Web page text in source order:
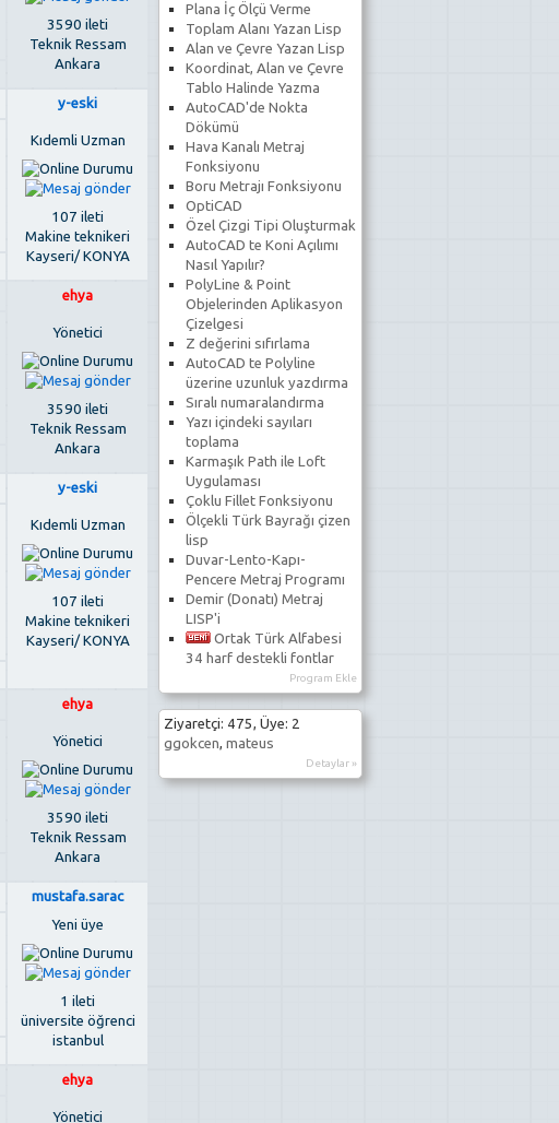
Plana İç Ölçü Verme
Toplam Alanı Yazan Lisp
Alan ve Çevre Yazan Lisp
Koordinat, Alan ve Çevre
Tablo Halinde Yazma
AutoCAD'de Nokta
Dökümü
Hava Kanalı Metraj
Fonksiyonu
Boru Metrajı Fonksiyonu
OptiCAD
Özel Çizgi Tipi Oluşturmak
AutoCAD te Koni Açılımı
Nasıl Yapılır?
PolyLine & Point
Objelerinden Aplikasyon
Çizelgesi
Z değerini sıfırlama
AutoCAD te Polyline
üzerine uzunluk yazdırma
Sıralı numaralandırma
Yazı içindeki sayıları
toplama
Karmaşık Path ile Loft
Uygulaması
Çoklu Fillet Fonksiyonu
Ölçekli Türk Bayrağı çizen
lisp
Duvar-Lento-Kapı-
Pencere Metraj Programı
Demir (Donatı) Metraj
LISP'i
Ortak Türk Alfabesi
34 harf destekli fontlar
Program Ekle
Ziyaretçi: 475, Üye: 2
ggokcen, mateus
Detaylar »
3590 ileti
Teknik Ressam
Ankara
y-eski
Kıdemli Uzman
107 ileti
Makine teknikeri
Kayseri/ KONYA
ehya
Yönetici
3590 ileti
Teknik Ressam
Ankara
y-eski
Kıdemli Uzman
107 ileti
Makine teknikeri
Kayseri/ KONYA
ehya
Yönetici
3590 ileti
Teknik Ressam
Ankara
mustafa.sarac
Yeni üye
1 ileti
üniversite öğrenci
istanbul
ehya
Yönetici